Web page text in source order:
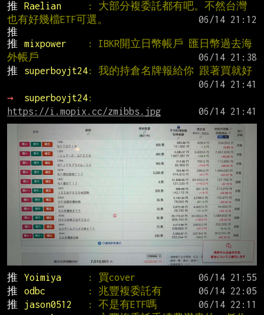
推
Raelian
: 大部分複委託都有吧。不然台灣
也有好幾檔ETF可選。
推
mixpower
: IBKR開立日幣帳戶 匯日幣過去海
外帳戶
推
superboyjt24: 我的持倉名牌報給你 跟著買就好
→
superboyjt24
https://i.mopix.cc/zmibbs.jpg
推 Yoimiya : 買cover
推
odbc : 兆豐複委託有
推
jason0512 : 不是有ETF嗎